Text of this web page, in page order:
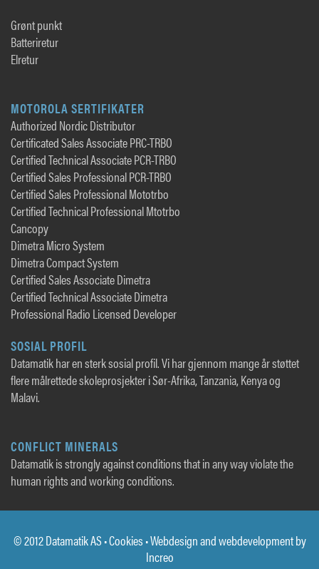
Grønt punkt
Batteriretur
Elretur
MOTOROLA SERTIFIKATER
Authorized Nordic Distributor
Certificated Sales Associate PRC-TRBO
Certified Technical Associate PCR-TRBO
Certified Sales Professional PCR-TRBO
Certified Sales Professional Mototrbo
Certified Technical Professional Mtotrbo
Cancopy
Dimetra Micro System
Dimetra Compact System
Certified Sales Associate Dimetra
Certified Technical Associate Dimetra
Professional Radio Licensed Developer
SOSIAL PROFIL
Datamatik har en sterk sosial profil. Vi har gjennom mange år støttet
flere målrettede skoleprosjekter i Sør-Afrika, Tanzania, Kenya og
Malavi.
CONFLICT MINERALS
Datamatik is strongly against conditions that in any way violate the
human rights and working conditions.
© 2012 Datamatik AS •Cookies • Webdesign and webdevelopment by
Increo